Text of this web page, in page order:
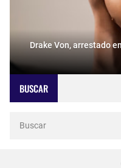
Drake Von, arrestado
BUSCAR